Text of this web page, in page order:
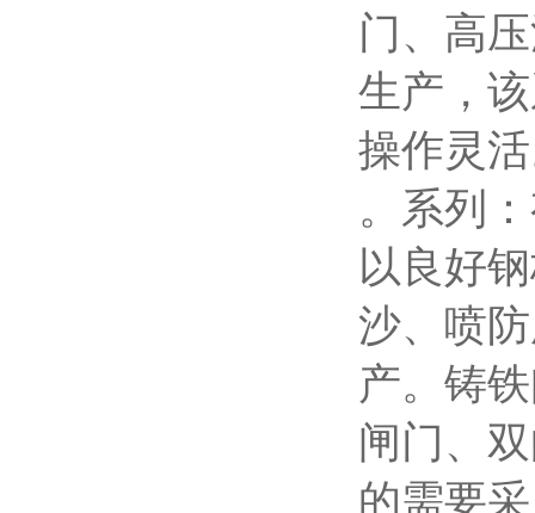
门、高
生产，
操作灵
。系列
以良好
沙、喷
产。铸
闸门、
的需要